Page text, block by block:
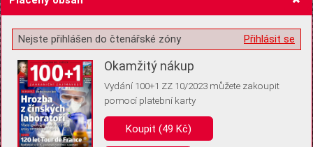
Žádost o souhlas s ukládáním volitelných informací
Pro základní fungování webu nepotřebujeme ukládat žádné informace
(tzv. cookies apod.). Rádi bychom vás ale požádali o souhlas s
Přihlásit se
Nejste přihlášen do čtenářské zóny
Okamžitý nákup
Vydání 100+1 ZZ 10/2023 můžete zakoupit
pomocí platební karty
Koupit (49 Kč)